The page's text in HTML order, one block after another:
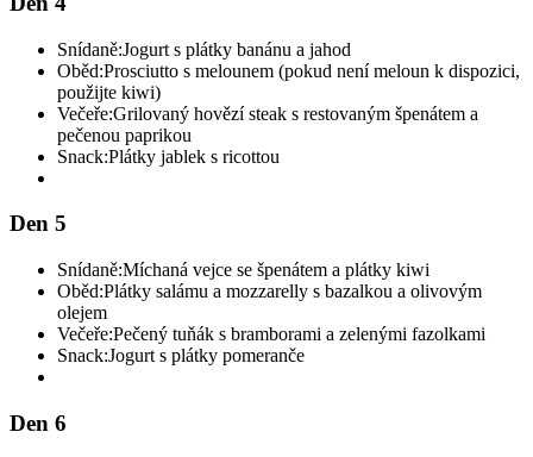
Snídaně:Jogurt s plátky banánu a jahod
Oběd:Prosciutto s melounem (pokud není meloun k dispozici,
použijte kiwi)
Večeře:Grilovaný hovězí steak s restovaným špenátem a
pečenou paprikou
Snack:Plátky jablek s ricottou
Den 5
Snídaně:Míchaná vejce se špenátem a plátky kiwi
Oběd:Plátky salámu a mozzarelly s bazalkou a olivovým
olejem
Večeře:Pečený tuňák s bramborami a zelenými fazolkami
Snack:Jogurt s plátky pomeranče
Den 6